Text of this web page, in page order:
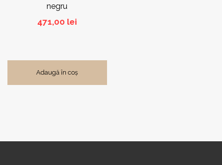
negru
471,00 lei
Adaugă în coș